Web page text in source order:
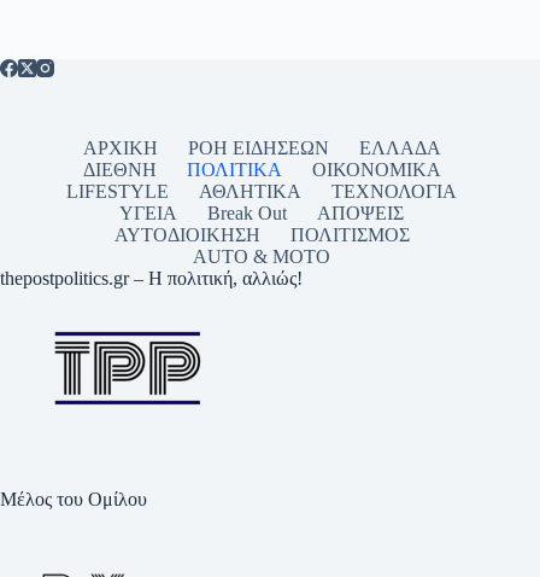
ΑΡΧΙΚΗ ΡΟΗ ΕΙΔΗΣΕΩΝ
ΕΛΛΑΔΑ
ΔΙΕΘΝΗ
ΠΟΛΙΤΙΚΑ
ΟΙΚΟΝΟΜΙΚΑ
LIFESTYLE
ΑΘΛΗΤΙΚΑ
ΤΕΧΝΟΛΟΓΙΑ
ΥΓΕΙΑ
Break Out
ΑΠΟΨΕΙΣ
ΑΥΤΟΔΙΟΙΚΗΣΗ
ΠΟΛΙΤΙΣΜΟΣ
AUTO & MOTO
thepostpolitics.gr – Η πολιτική, αλλιώς!
Μέλος του Ομίλου